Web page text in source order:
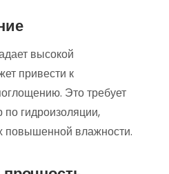
высокой
привести к
Это требует
гидроизоляции,
повышенной влажности.